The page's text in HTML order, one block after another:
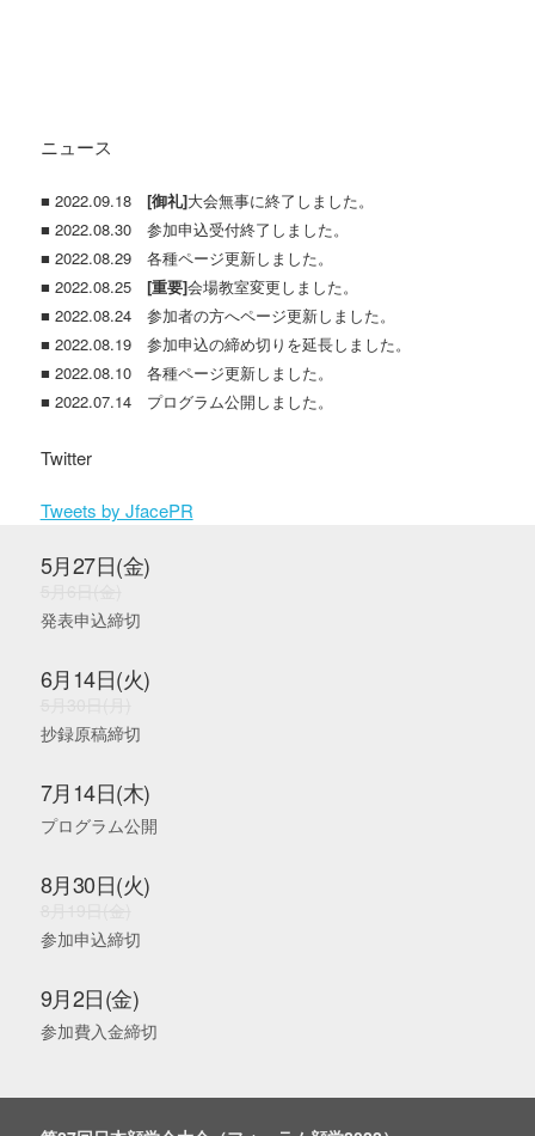
ニュース
■ 2022.09.18 [御礼]大会無事に終了しました。
■ 2022.08.30 参加申込受付終了しました。
■ 2022.08.29 各種ページ更新しました。
■ 2022.08.25 [重要]会場教室変更しました。
■ 2022.08.24 参加者の方へページ更新しました。
■ 2022.08.19 参加申込の締め切りを延長しました。
■ 2022.08.10 各種ページ更新しました。
■ 2022.07.14 プログラム公開しました。
Twitter
Tweets by JfacePR
5月27日(金)
発表申込締切
6月14日(火)
抄録原稿締切
7月14日(木)
プログラム公開
8月30日(火)
参加申込締切
9月2日(金)
参加費入金締切